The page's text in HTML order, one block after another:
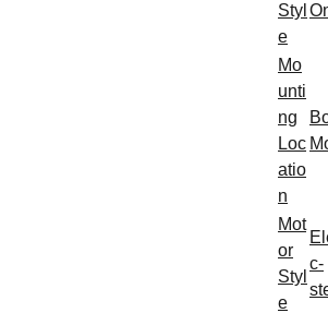
Styl
e
Mo
unti
ng
Loc
atio
n
Mot
or
Styl
e
c-